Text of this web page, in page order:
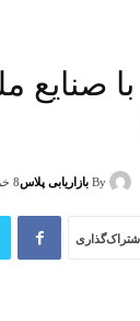
با
By بازاریابی پلاس8 خرداد 1402